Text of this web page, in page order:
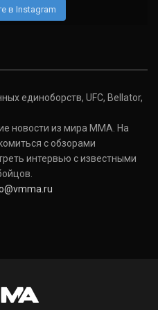
в Instagram
единоборств, UFC, Bellator,
новости из мира ММА. На
с обзорами
интервью с известными